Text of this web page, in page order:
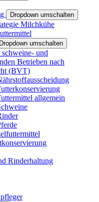
Dropdown umschalten
Milchkühe
Dropdown umschalten
und
Betrieben nach
(BVT)
allgemein
Rinderhaltung